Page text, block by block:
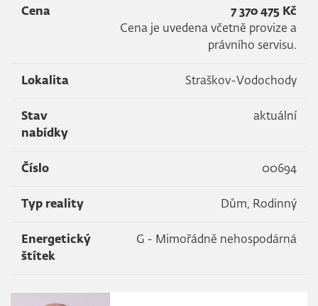
Cena
7 370 475 Kč
Cena je uvedena včetně provize a
právního servisu.
Lokalita Straškov-Vodochody
Stav
nabídky
aktuální
Číslo 00694
Typ reality Dům, Rodinný
Energetický
štítek
G - Mimořádně nehospodárná